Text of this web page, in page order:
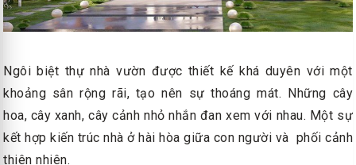
Ngôi biệt thự nhà vườn được thiết kế khá duyên với một
khoảng sân rộng rãi, tạo nên sự thoáng mát. Những cây
hoa, cây xanh, cây cảnh nhỏ nhắn đan xem với nhau. Một sự
kết hợp kiến trúc nhà ở hài hòa giữa con người và phối cảnh
thiên nhiên.